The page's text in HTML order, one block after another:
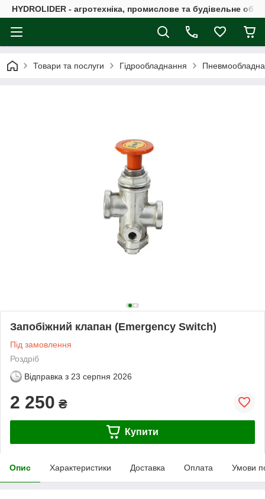
HYDROLIDER - агротехніка, промислове та будівельне
Товари та послуги Гідрообладнання
Запобіжний клапан (Emergency Switch)
Під замовлення
Роздріб
Відправка з 23 серпня 2026
2 250 ₴
Купити
Опис Характеристики Доставка Оплата Умови